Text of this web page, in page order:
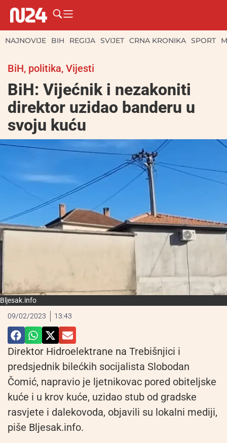
NAJNOVIJE BIH REGIJA SVIJET CRNA KRONIKA SPORT
BiH, politika, Vijesti
BiH: Vijećnik i nezakoniti
direktor uzidao banderu u
svoju kuću
Bljesak.info
09/02/2023
13:43
Direktor Hidroelektrane na Trebišnjici i
predsjednik bilećkih socijalista Slobodan
Čomić, napravio je ljetnikovac pored obiteljske
kuće i u krov kuće, uzidao stub od gradske
rasvjete i dalekovoda, objavili su lokalni mediji,
piše Bljesak.info.